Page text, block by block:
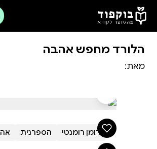
דלג לתוכן הראשי
הלורד מחפש אהבה
מאת:
רומן רומנטי הספרנית